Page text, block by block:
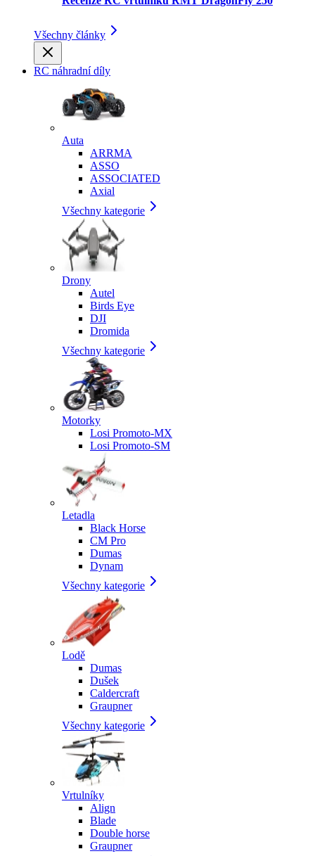
Všechny články
RC náhradní díly
Auta
ARRMA
ASSO
ASSOCIATED
Axial
Všechny kategorie
Drony
Autel
Birds Eye
DJI
Dromida
Všechny kategorie
Motorky
Losi Promoto-MX
Losi Promoto-SM
Letadla
Black Horse
CM Pro
Dumas
Dynam
Všechny kategorie
Lodě
Dumas
Dušek
Caldercraft
Graupner
Všechny kategorie
Vrtulníky
Align
Blade
Double horse
Graupner